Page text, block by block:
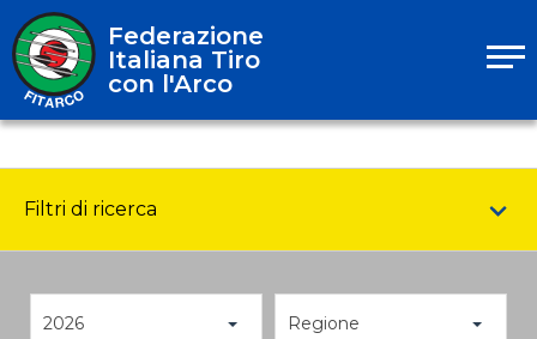
Federazione
Italiana Tiro
con l'Arco
Filtri di ricerca
2026 Regione